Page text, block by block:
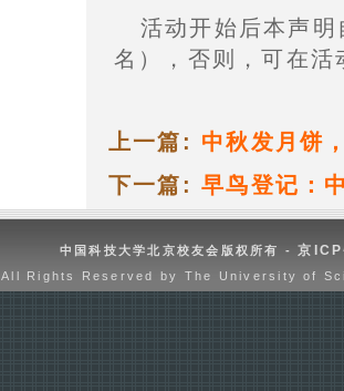
活动开始后本声
名），否则，可在活
上一篇: 中秋发月饼
下一篇:早鸟登记：
中国科技大学北京校友会版权所有 -京
All Rights Reserved by The University of